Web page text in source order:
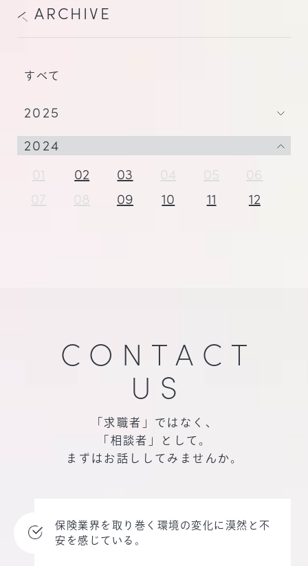
ARCHIVE
すべて
2025
2024
01
02 03 04 05
06
07
08 09 10 11 12
CONTACT
US
「求職者」ではなく、
「相談者」として。
まずはお話ししてみませんか。
保険業界を取り巻く 環境の変化に漠然と 不
安を感じている。